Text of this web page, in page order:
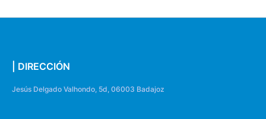
| DIRECCIÓN
Jesús Delgado Valhondo, 5d, 06003 Badajoz